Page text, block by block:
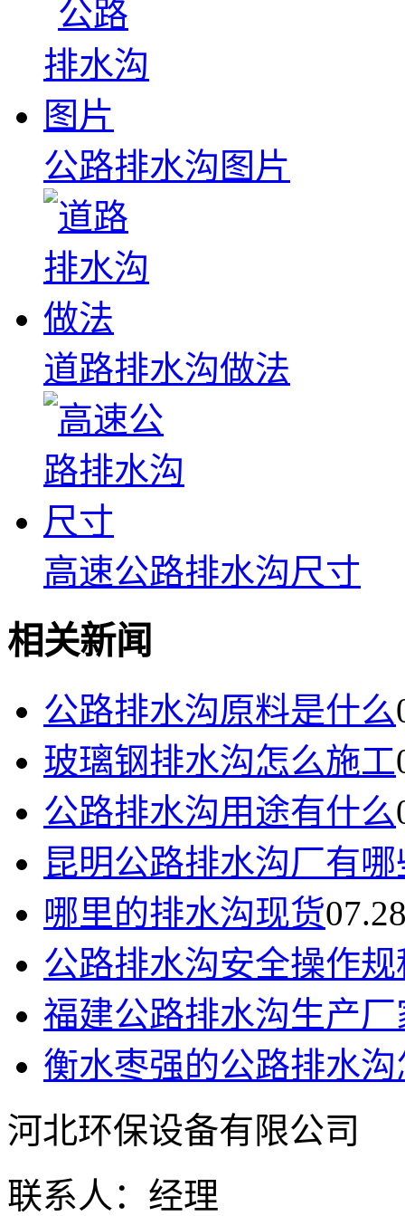
公路排水沟图片
道路排水沟做法
高速公路排水沟尺寸
相关新闻
公路排水沟原料是什么
玻璃钢排水沟怎么施工
公路排水沟用途有什么
昆明公路排水沟厂有哪
哪里的排水沟现货
公路排水沟安全操作
福建公路排水沟生产
衡水枣强的公路排水
河北环保设备有限公司
联系人：经理